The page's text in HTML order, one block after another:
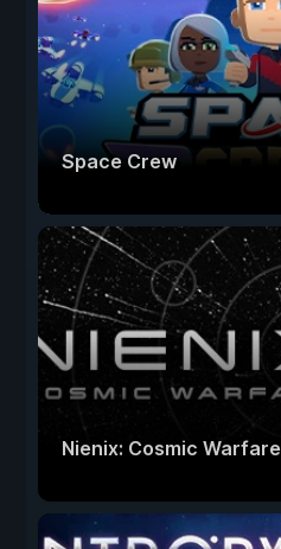
Space Crew
Nienix: Cosmic Warfare